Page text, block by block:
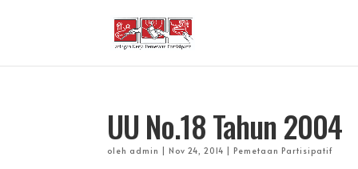
UU No.18 Tahun 2004
oleh admin |Nov 24, 2014 |Pemetaan Partisipatif